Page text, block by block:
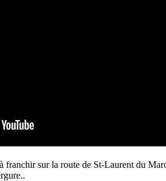
franchir sur la route de St-Laurent du